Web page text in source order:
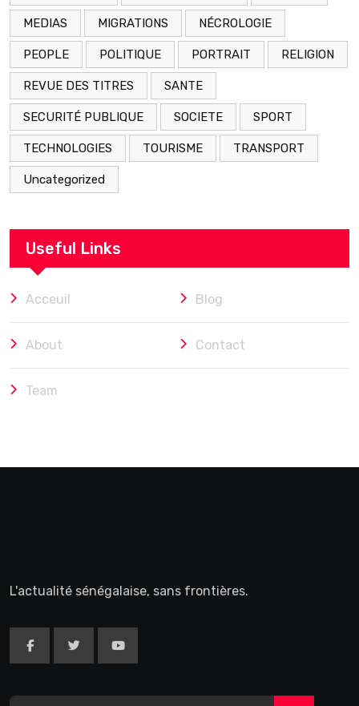
MEDIAS MIGRATIONS NÉCROLOGIE
PEOPLE POLITIQUE PORTRAIT RELIGION
REVUE DES TITRES SANTE
SECURITÉ PUBLIQUE SOCIETE SPORT
TECHNOLOGIES TOURISME TRANSPORT
Uncategorized
Useful Links
Acceuil Blog
About Contact
Team
L'actualité sénégalaise, sans frontières.